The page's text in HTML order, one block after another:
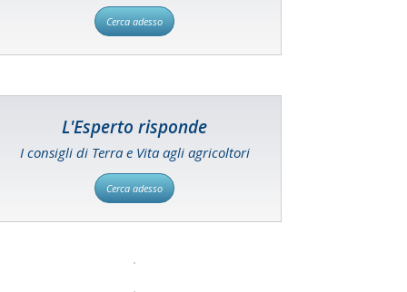
Cerca adesso
L'Esperto risponde
I consigli di Terra e Vita agli agricoltori
Cerca adesso